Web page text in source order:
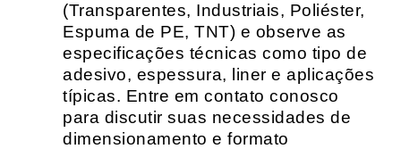
(Transparentes, Industriais, Poliéster,
Espuma de PE, TNT) e observe as
especificações técnicas como tipo de
adesivo, espessura, liner e aplicações
típicas. Entre em contato conosco
para discutir suas necessidades de
dimensionamento e formato